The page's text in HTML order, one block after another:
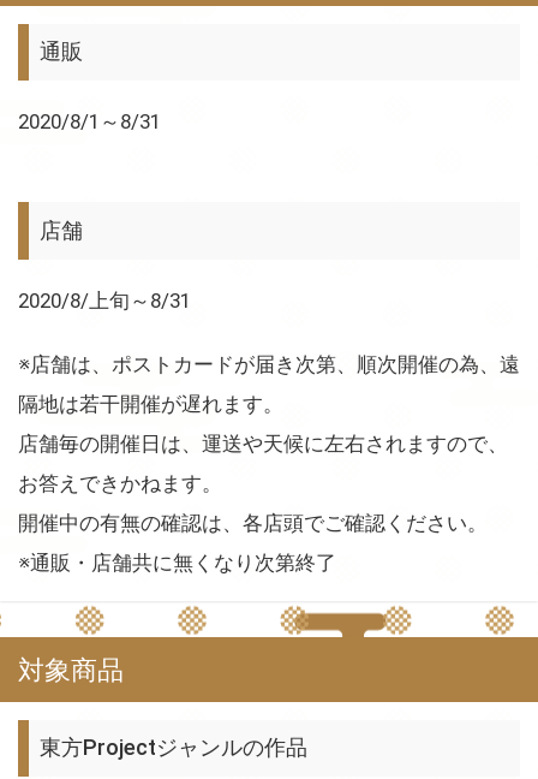
通販
2020/8/1～8/31
店舗
2020/8/上旬～8/31
※店舗は、ポストカードが届き次第、順次開催の為、遠
隔地は若干開催が遅れます。
店舗毎の開催日は、運送や天候に左右されますので、
お答えできかねます。
開催中の有無の確認は、各店頭でご確認ください。
※通販・店舗共に無くなり次第終了
対象商品
東方Projectジャンルの作品